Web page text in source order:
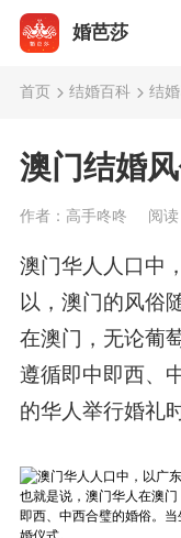
婚芭莎
首页 结婚百科 结
澳门结婚
作者：高手咚咚 阅
澳门华人人口中
以，澳门的风俗
在澳门，无论葡
遵循即中即西、
的华人举行婚礼